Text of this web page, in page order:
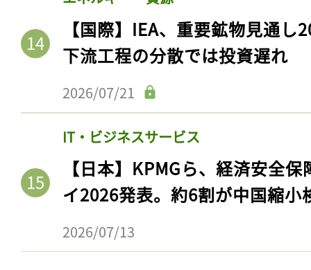
【国際】IEA、重要鉱物見通
下流工程の分散では投資遅れ
2026/07/21
IT・ビジネスサービス
【日本】KPMGら、経済安全
イ2026発表。約6割が中国縮小
2026/07/13